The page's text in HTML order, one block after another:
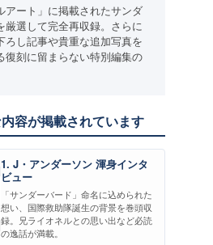
アート」に掲載されたサンダ
厳選して完全再収録。さらに
ろし記事や貴重な追加写真を
復刻に留まらない特別編集の
容が掲載されています
1. J・アンダーソン 渾身インタ
ビュー
「サンダーバード」命名に込められた
想い、国際救助隊誕生の背景を巻頭収
録。兄ライオネルとの思い出など必読
の逸話が満載。